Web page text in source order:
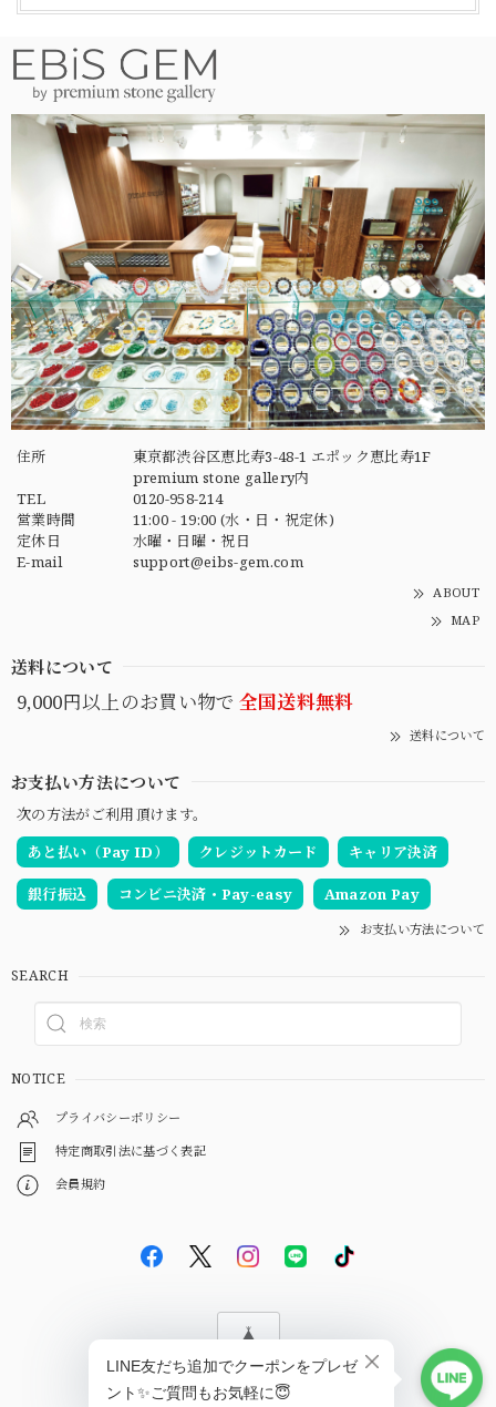
住所
東京都渋谷区恵比寿3-48-1 エポック恵比寿1F
premium stone gallery内
TEL
0120-958-214
営業時間
11:00 - 19:00 (水・日・祝定休)
定休日
水曜・日曜・祝日
E-mail
support@eibs-gem.com
ABOUT
MAP
送料について
9,000円以上のお買い物で 全国送料無料
送料について
お支払い方法について
次の方法がご利用頂けます。
あと払い（Pay ID）
クレジットカード キャリア決済
銀行振込 コンビニ決済・Pay-easy Amazon Pay
お支払い方法について
SEARCH
NOTICE
プライバシーポリシー
特定商取引法に基づく表記
会員規約
© EBiS GEM